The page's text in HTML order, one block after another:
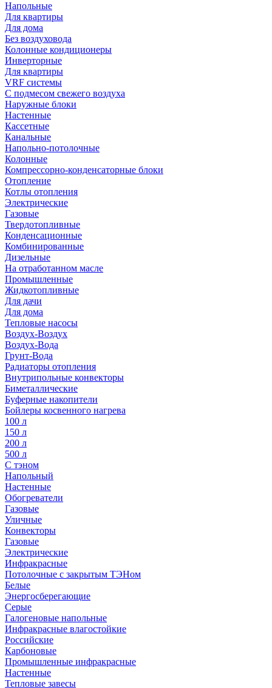
Напольные
Для квартиры
Для дома
Без воздуховода
Колонные кондиционеры
Инверторные
Для квартиры
VRF системы
С подмесом свежего воздуха
Наружные блоки
Настенные
Кассетные
Канальные
Напольно-потолочные
Колонные
Компрессорно-конденсаторные блоки
Отопление
Котлы отопления
Электрические
Газовые
Твердотопливные
Конденсационные
Комбинированные
Дизельные
На отработанном масле
Промышленные
Жидкотопливные
Для дачи
Для дома
Тепловые насосы
Воздух-Воздух
Воздух-Вода
Грунт-Вода
Радиаторы отопления
Внутрипольные конвекторы
Биметаллические
Буферные накопители
Бойлеры косвенного нагрева
100 л
150 л
200 л
500 л
С тэном
Напольный
Настенные
Обогреватели
Газовые
Уличные
Конвекторы
Газовые
Электрические
Инфракрасные
Потолочные с закрытым ТЭНом
Белые
Энергосберегающие
Серые
Галогеновые напольные
Инфракрасные влагостойкие
Российские
Карбоновые
Промышленные инфракрасные
Настенные
Тепловые завесы